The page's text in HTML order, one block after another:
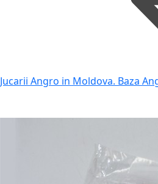
Jucarii Angro in Moldova. Baza